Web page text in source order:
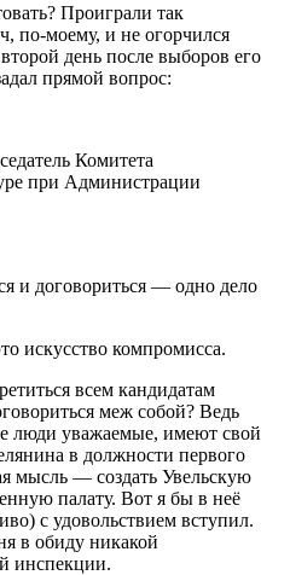
Проиграли так
по-моему, и не огорчился
день после выборов его
прямой вопрос:
Комитета
при Администрации
и договориться — одно дело
искусство компромисса.
всем кандидатам
меж собой? Ведь
люди уважаемые, имеют свой
в должности первого
мысль — создать Увельскую
палату. Вот я бы в неё
с удовольствием вступил.
в обиду никакой
инспекции.